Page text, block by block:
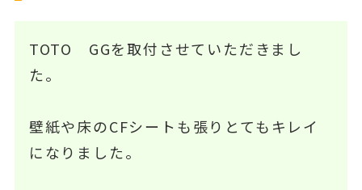
TOTO GGを取付させていただきまし
た。
壁紙や床のCFシートも張りとてもキレイ
になりました。